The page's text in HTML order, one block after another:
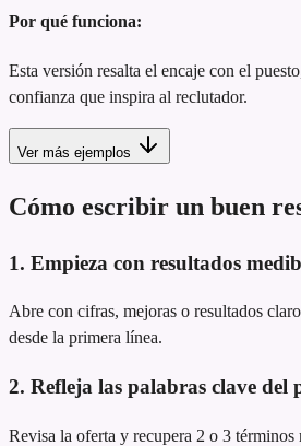
Por qué funciona:
Esta versión resalta el encaje con el
confianza que inspira al reclutador.
Ver más ejemplos
Cómo escribir un buen
1. Empieza con resultados
Abre con cifras, mejoras o resultados
desde la primera línea.
2. Refleja las palabras clave del
Revisa la oferta y recupera 2 o 3 términos